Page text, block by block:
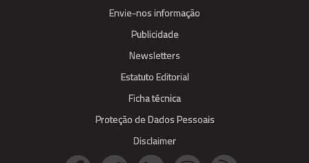
Envie-nos informação
Publicidade
Newsletters
Estatuto Editorial
Ficha técnica
Proteção de Dados Pessoais
Disclaimer